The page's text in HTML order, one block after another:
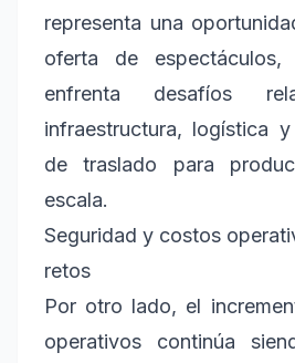
representa una
oferta de espectáculos,
enfrenta desafíos
infraestructura, logística
de traslado para
escala.
Seguridad y costos
retos
Por otro lado, el
operativos continúa